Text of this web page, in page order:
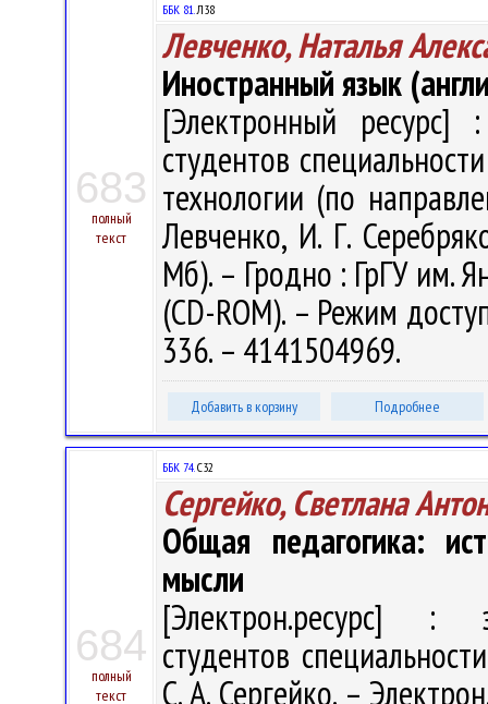
683
полный
текст
ББК 81.Л38
Левченко, Наталья
Иностранный язык
[Электронный ресурс]
студентов
технологии (по
Левченко, И. Г.
Мб). – Гродно : ГрГУ им.
(CD-ROM). – Режим
336. – 4141504969.
Добавить в корзину Подробнее
684
полный
текст
ББК 74.С32
Сергейко, Светлана
Общая педагогика:
мысли
[Электрон.ресурс] :
студентов
С. А. Сергейко. –